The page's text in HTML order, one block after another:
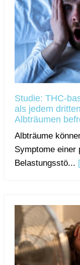
Studie: THC-
als jedem
Albträumen
Albträume
Symptome einer
Belastungsstö...